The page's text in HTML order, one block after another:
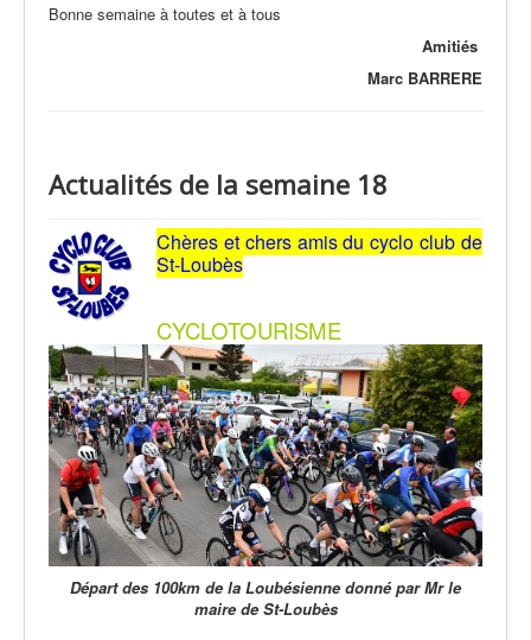
Bonne semaine à toutes et à tous
Amitiés
Marc BARRERE
Actualités de la semaine 18
Chères et chers amis du cyclo club de
St-Loubès
CYCLOTOURISME
Départ des 100km de la Loubésienne donné par Mr le
maire de St-Loubès